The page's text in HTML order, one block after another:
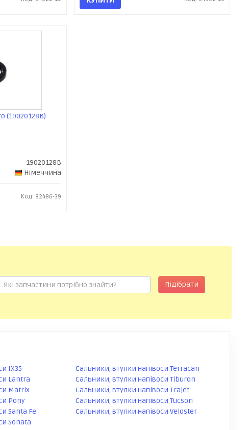
(19020128B)
19020128B
Німеччина
Код: 82486-39
Підібрати
IX35
Lantra
Matrix
Pony
Santa Fe
Sonata
Сальники, втулки напівоси Terracan
Сальники, втулки напівоси Tiburon
Сальники, втулки напівоси Trajet
Сальники, втулки напівоси Tucson
Сальники, втулки напівоси Veloster